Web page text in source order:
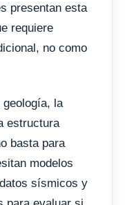
presentan esta
requiere
no como
la
estructura
basta para
modelos
sísmicos y